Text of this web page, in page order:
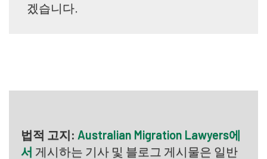
겠습니다.
법적 고지: Australian Migration Lawyers에
서 게시하는 기사 및 블로그 게시물은 일반